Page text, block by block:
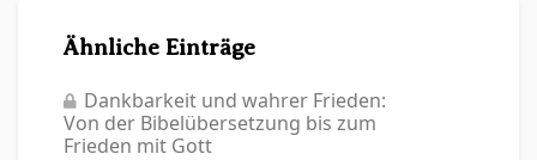
Ähnliche Einträge
Dankbarkeit und wahrer Frieden:
Von der Bibelübersetzung bis zum
Frieden mit Gott